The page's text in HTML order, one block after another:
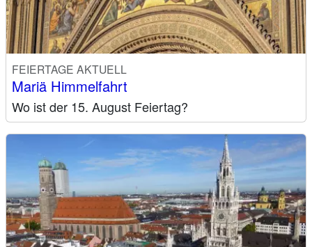
FEIERTAGE AKTUELL
Mariä Himmelfahrt
Wo ist der 15. August Feiertag?